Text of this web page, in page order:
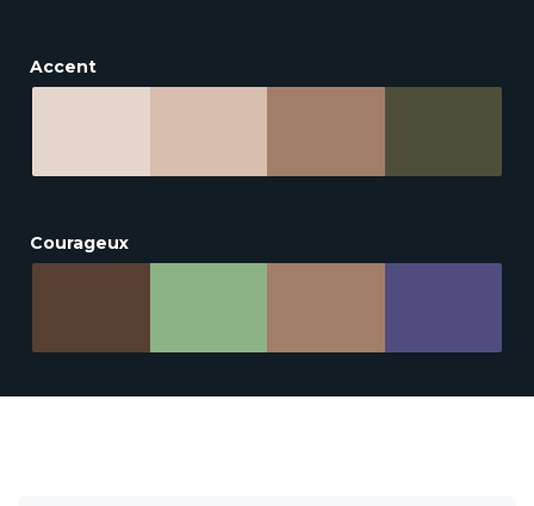
Accent
Courageux